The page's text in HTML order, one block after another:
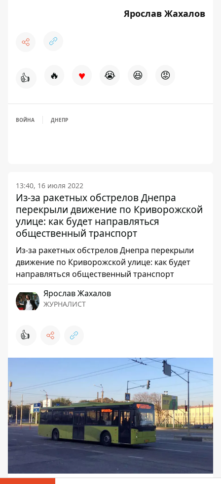
Ярослав Жахалов
👍 🔥 ♥ 😭 😆 😡
ВОЙНА ДНЕПР
13:40, 16 июля 2022
Из-за ракетных обстрелов Днепра
перекрыли движение по Криворожской
улице: как будет направляться
общественный транспорт
Из-за ракетных обстрелов Днепра перекрыли
движение по Криворожской улице: как будет
направляться общественный транспорт
Ярослав Жахалов
ЖУРНАЛИСТ
👍